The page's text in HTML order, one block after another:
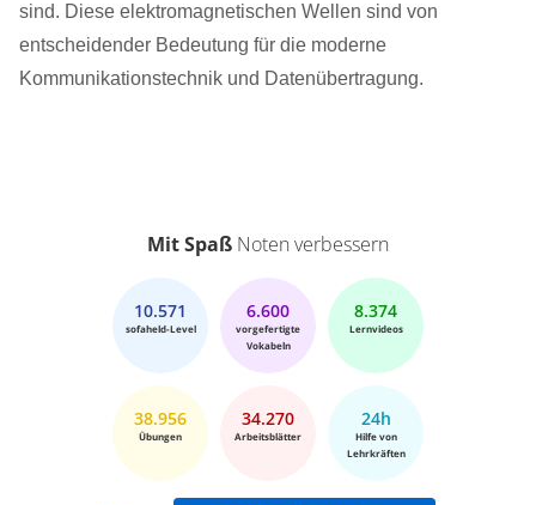
sind. Diese elektromagnetischen Wellen sind von
entscheidender Bedeutung für die moderne
Kommunikationstechnik und Datenübertragung.
Mit Spaß Noten verbessern
10.571
sofaheld-Level
6.600
vorgefertigte
Vokabeln
8.374
Lernvideos
38.956
Übungen
34.270
Arbeitsblätter
24h
Hilfe von
Lehrkräften